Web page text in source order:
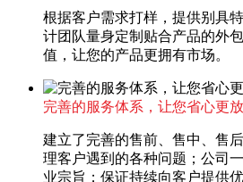
根据客户需求打样，提供别具
计团队量身定制贴合产品的外
值，让您的产品更拥有市场。
完善的服务体系，让您省心更
建立了完善的售前、售中、售
理客户遇到的各种问题；公司
业宗旨；保证持续向客户提供